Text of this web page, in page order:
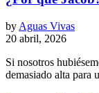
by Aguas Vivas
20 abril, 2026
Si nosotros
demasiado alta para